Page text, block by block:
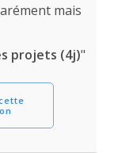
mais
projets (4j)"